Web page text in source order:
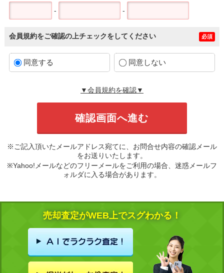
- -
会員規約をご確認の上チェックをしてください 必須
同意する 同意しない
▼会員規約を確認▼
※ご記入頂いたメールアドレス宛てに、お問合せ内容の確認メール
をお送りいたします。
※Yahoo!メールなどのフリーメールをご利用の場合、迷惑メールフ
ォルダに入る場合があります。
売却査定がWEB上でスグわかる！